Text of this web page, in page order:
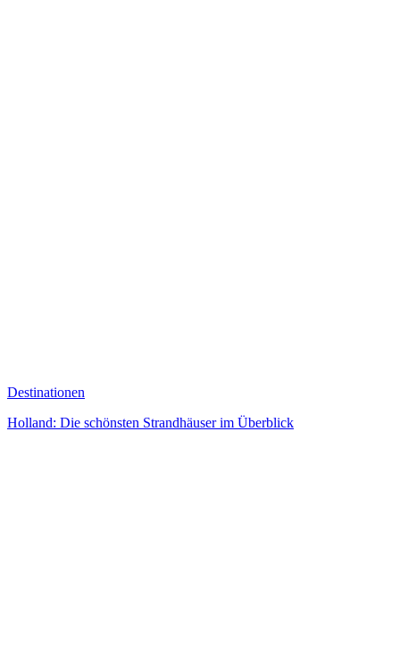
Destinationen
Holland: Die schönsten Strandhäuser im Überblick